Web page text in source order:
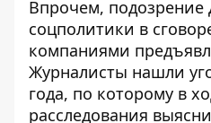
Впрочем, подозрение
соцполитики в
компаниями
Журналисты нашли
года, по которому в
расследования